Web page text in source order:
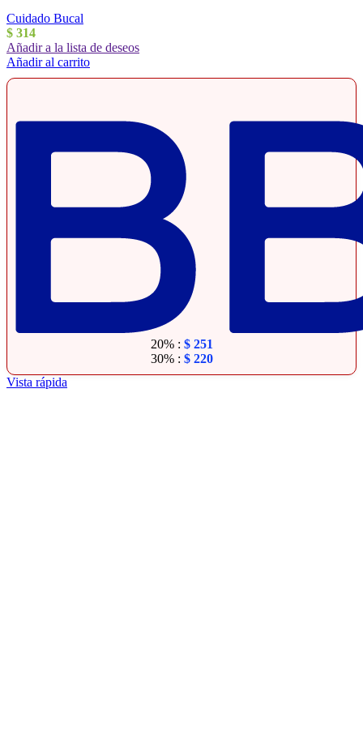
Cuidado Bucal
$ 314
Añadir a la lista de deseos
Añadir al carrito
20% : $251
30% : $220
Vista rápida